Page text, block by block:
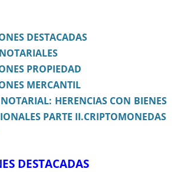
DESTACADAS
PROPIEDAD
MERCANTIL
HERENCIAS CON BIENES
PARTE II.CRIPTOMONEDAS
DESTACADAS